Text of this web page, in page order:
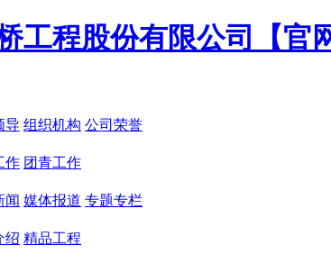
导 组织机构 公司荣誉
作 团青工作
闻 媒体报道 专题专栏
绍 精品工程